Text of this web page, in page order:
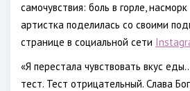
самочувствия: боль в горле,
артистка поделилась со своими
странице в социальной сети
«Я перестала чувствовать вкус
тест. Тест отрицательный. Слава